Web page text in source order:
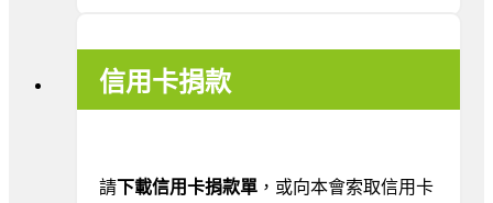
信用卡捐款
請 下載信用卡捐款單 ，或向本會索取信用卡